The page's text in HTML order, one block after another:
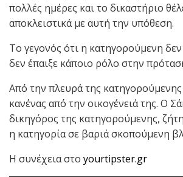
πολλές ημέρες και το δικαστήριο
αποκλειστικά με αυτή την υπόθεση.
Το γεγονός ότι η κατηγορούμενη
δεν έπαιξε κάποιο ρόλο στην
Από την πλευρά της
κανένας από την οικογένειά της. Ο
δικηγόρος της κατηγορούμενης,
η κατηγορία σε βαριά σκοπούμενη
Η συνέχεια στο yourtipster.gr